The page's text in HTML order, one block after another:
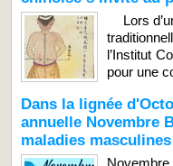
Lors
l’Institut
pour une
Dans la lignée
annuelle Novembre
maladies masculines